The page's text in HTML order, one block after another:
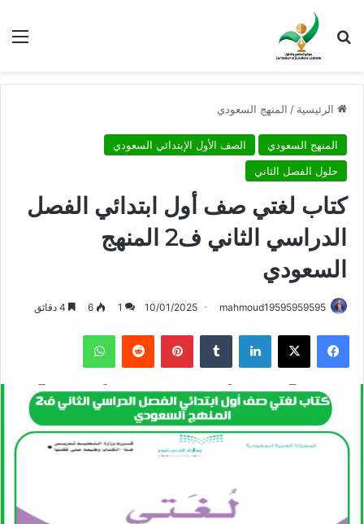
بحث عن
الرئيسية / المنهج السعودي
المنهج السعودي
الصف الأول الإبتدائي السعودي
حلول الفصل الثاني
كتاب لغتي صف أول ابتدائي الفصل
الدراسي الثاني ف2 المنهج
السعودي
mahmoud19595959595
10/01/2025
1
6
فيسبوك X لينكدإن بينتيريست واتساب